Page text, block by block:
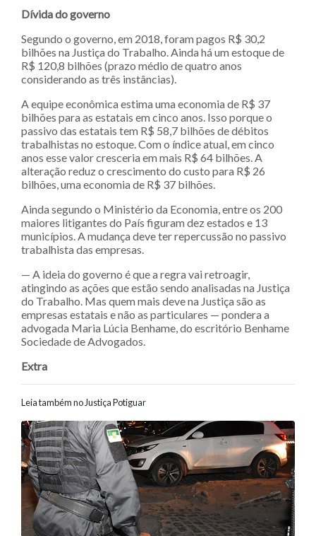
Dívida do governo
Segundo o governo, em 2018, foram pagos R$ 30,2
bilhões na Justiça do Trabalho. Ainda há um estoque de
R$ 120,8 bilhões (prazo médio de quatro anos
considerando as três instâncias).
A equipe econômica estima uma economia de R$ 37
bilhões para as estatais em cinco anos. Isso porque o
passivo das estatais tem R$ 58,7 bilhões de débitos
trabalhistas no estoque. Com o índice atual, em cinco
anos esse valor cresceria em mais R$ 64 bilhões. A
alteração reduz o crescimento do custo para R$ 26
bilhões, uma economia de R$ 37 bilhões.
Ainda segundo o Ministério da Economia, entre os 200
maiores litigantes do País figuram dez estados e 13
municípios. A mudança deve ter repercussão no passivo
trabalhista das empresas.
— A ideia do governo é que a regra vai retroagir,
atingindo as ações que estão sendo analisadas na Justiça
do Trabalho. Mas quem mais deve na Justiça são as
empresas estatais e não as particulares — pondera a
advogada Maria Lúcia Benhame, do escritório Benhame
Sociedade de Advogados.
Extra
Leia também no Justiça Potiguar
Navegação entre posts